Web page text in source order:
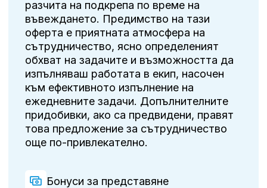
разчита на подкрепа по време на
въвеждането. Предимство на тази
оферта е приятната атмосфера на
сътрудничество, ясно определеният
обхват на задачите и възможността да
изпълняваш работата в екип, насочен
към ефективното изпълнение на
ежедневните задачи. Допълнителните
придобивки, ако са предвидени, правят
това предложение за сътрудничество
още по-привлекателно.
Бонуси за представяне